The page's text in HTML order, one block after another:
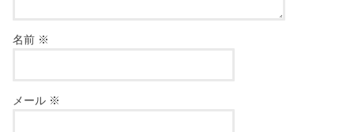
名前 ※
メール ※